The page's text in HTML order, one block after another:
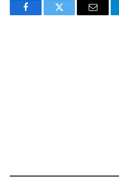
FacebookTwitter Email